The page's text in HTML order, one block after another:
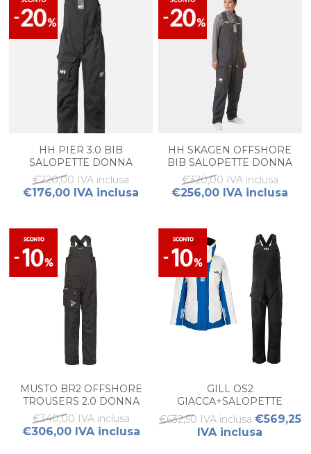
HH PIER 3.0 BIB
SALOPETTE DONNA
€220,00 IVA inclusa
€176,00 IVA inclusa
HH SKAGEN OFFSHORE
BIB SALOPETTE DONNA
€320,00 IVA inclusa
€256,00 IVA inclusa
MUSTO BR2 OFFSHORE
TROUSERS 2.0 DONNA
€340,00 IVA inclusa
€306,00 IVA inclusa
GILL OS2
GIACCA+SALOPETTE
CERATA OFFSHORE
DONNA
€632,50 IVA inclusa €569,25
IVA inclusa